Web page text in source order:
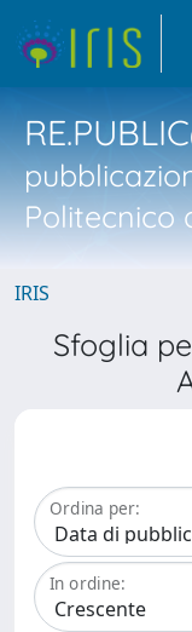
Politecnico
IRIS
Sfoglia
Ordina per:
In ordine: